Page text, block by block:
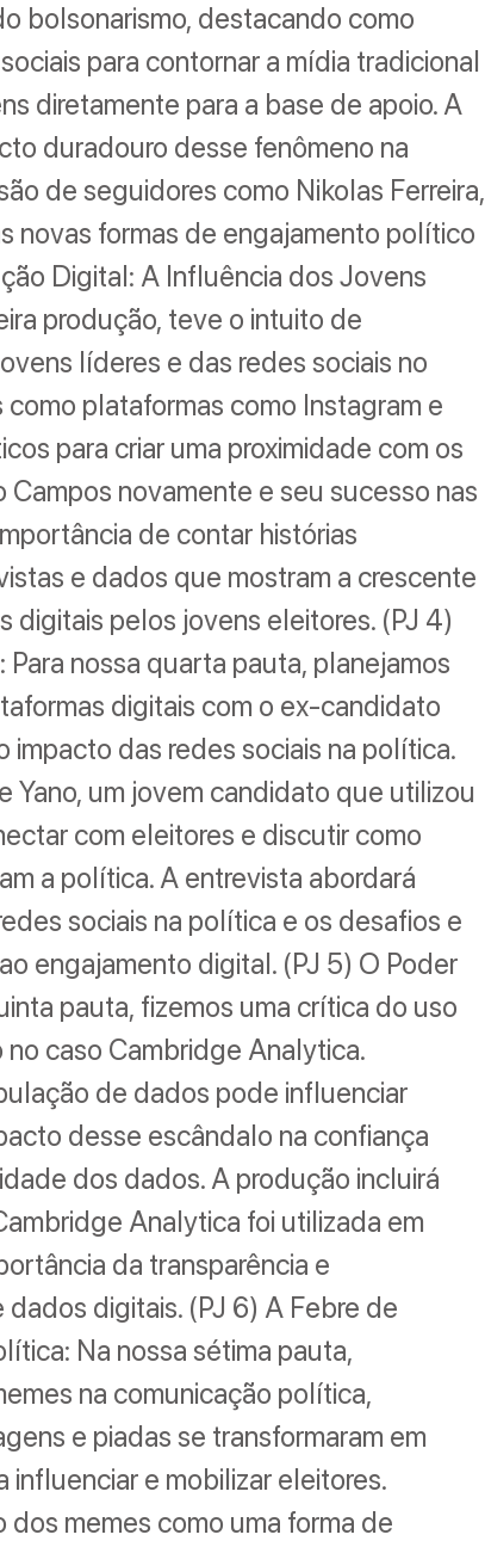
bolsonarismo, destacando como
para contornar a mídia tradicional
diretamente para a base de apoio. A
duradouro desse fenômeno na
de seguidores como Nikolas Ferreira,
novas formas de engajamento político
Digital: A Influência dos Jovens
produção, teve o intuito de
líderes e das redes sociais no
plataformas como Instagram e
para criar uma proximidade com os
novamente e seu sucesso nas
de contar histórias
e dados que mostram a crescente
digitais pelos jovens eleitores. (PJ 4)
nossa quarta pauta, planejamos
digitais com o ex-candidato
impacto das redes sociais na política.
Yano, um jovem candidato que utilizou
com eleitores e discutir como
a política. A entrevista abordará
sociais na política e os desafios e
engajamento digital. (PJ 5) O Poder
pauta, fizemos uma crítica do uso
caso Cambridge Analytica.
de dados pode influenciar
desse escândalo na confiança
dos dados. A produção incluirá
Analytica foi utilizada em
da transparência e
digitais. (PJ 6) A Febre de
Na nossa sétima pauta,
na comunicação política,
e piadas se transformaram em
influenciar e mobilizar eleitores.
memes como uma forma de